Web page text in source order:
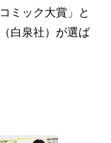
ミック大賞」と
白泉社）が選ば